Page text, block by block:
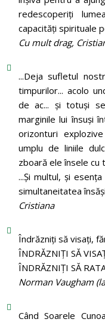
redescoperiți
capacități spirituale
Cu mult drag,
...Deja sufletul
timpurilor... acolo
de ac... și totuși
marginile lui însuși
orizonturi
umplu de liniile
zboară ele însele cu
...Și multul, și
simultaneitatea
Cristiana
Îndrăzniţi să visaţi,
ÎNDRĂZNIȚI SĂ
ÎNDRĂZNIȚI SĂ
Norman Vaugham
Când Soarele